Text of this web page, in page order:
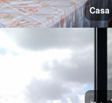
Casa